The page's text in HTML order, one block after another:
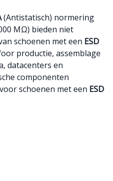
(Antistatisch) normering
MΩ) bieden niet
schoenen met een ESD
productie, assemblage
datacenters en
componenten
schoenen met een ESD